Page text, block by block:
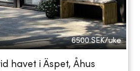
6500 SEK/uke
havet i Äspet, Åhus